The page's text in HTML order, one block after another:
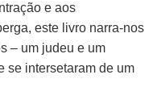
e aos
este livro narra-nos
– um judeu e um
se intersetaram de um